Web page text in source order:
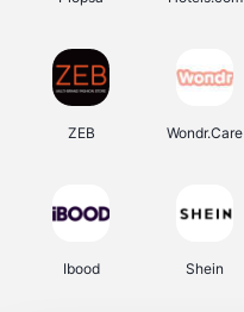
ZEB Wondr.Care
Ibood Shein